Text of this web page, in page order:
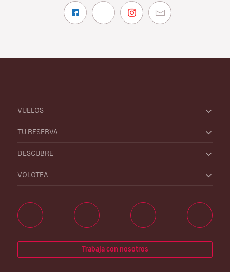
VUELOS
TU RESERVA
DESCUBRE
VOLOTEA
Trabaja con nosotros